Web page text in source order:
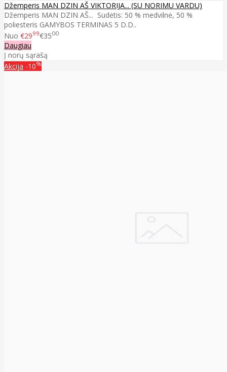
Džemperis MAN DZIN AŠ VIKTORIJA... (SU NORIMU VARDU)
Džemperis MAN DZIN AŠ... Sudėtis: 50 % medvilnė, 50 %
poliesteris GAMYBOS TERMINAS 5 D.D..
Nuo €2999€3500
Daugiau
Į norų sąrašą
Akcija -10%